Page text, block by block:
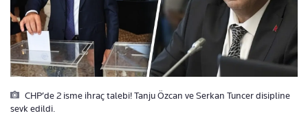
CHP’de 2 isme ihraç talebi! Tanju Özcan ve Serkan Tuncer disipline
sevk edildi.